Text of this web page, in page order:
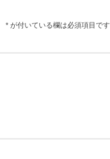
* が付いている欄は必須項目です